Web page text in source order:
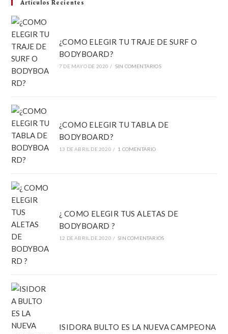
Artículos Recientes
¿COMO ELEGIR TU TRAJE DE SURF O
BODYBOARD?
7 DE MAYO DE 2020 / SIN COMENTARIOS
¿COMO ELEGIR TU TABLA DE
BODYBOARD?
13 DE ABRIL DE 2020 / 1 COMENTARIO
¿ COMO ELEGIR TUS ALETAS DE
BODYBOARD ?
12 DE ABRIL DE 2020 / SIN COMENTARIOS
ISIDORA BULTO ES LA NUEVA CAMPEONA